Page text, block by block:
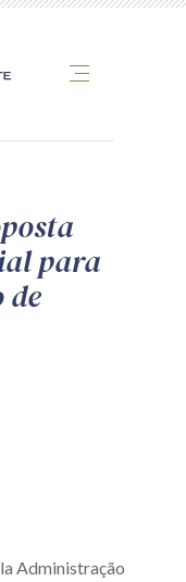
para
de
Administração